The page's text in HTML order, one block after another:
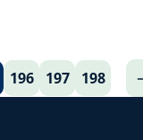
196 197 198